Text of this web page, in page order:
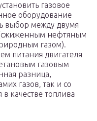
газовое
оборудование
выбор между двумя
(сжиженным нефтяным
газом).
питания двигателя
газовым
разница,
газов, так и со
качестве топлива